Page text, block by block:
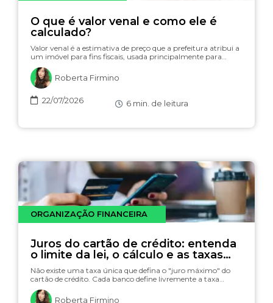
O que é valor venal e como ele é
calculado?
Valor venal é a estimativa de preço que a prefeitura atribui a
um imóvel para fins fiscais, usada principalmente para…
Roberta Firmino
22/07/2026 6 min. de leitura
ORGANIZAÇÃO FINANCEIRA
Juros do cartão de crédito: entenda
o limite da lei, o cálculo e as taxas
(com simulador)
Não existe uma taxa única que defina o "juro máximo" do
cartão de crédito. Cada banco define livremente a taxa…
Roberta Firmino